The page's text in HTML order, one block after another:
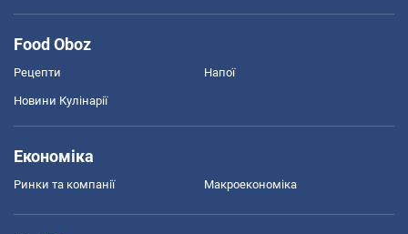
Food Oboz
Рецепти Напої
Новини Кулінарії
Економіка
Ринки та компанії Макроекономіка